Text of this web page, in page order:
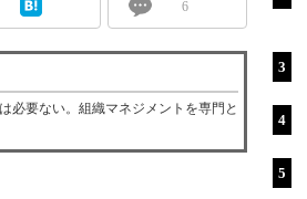
6
必要ない。組織マネジメントを専門と